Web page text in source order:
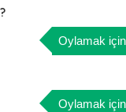
Oylamak için
Oylamak için